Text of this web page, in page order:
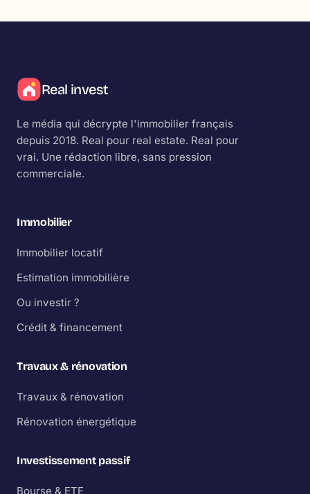
Real invest
Le média qui décrypte l'immobilier français
depuis 2018. Real pour real estate. Real pour
vrai. Une rédaction libre, sans pression
commerciale.
Immobilier
Immobilier locatif
Estimation immobilière
Ou investir ?
Crédit & financement
Travaux & rénovation
Travaux & rénovation
Rénovation énergétique
Investissement passif
Bourse & ETF